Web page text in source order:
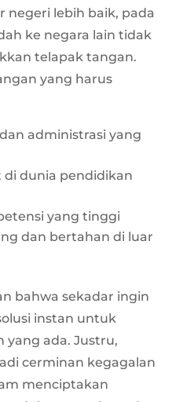
negeri lebih baik, pada
ke negara lain tidak
telapak tangan.
yang harus
administrasi yang
di dunia pendidikan
yang tinggi
dan bertahan di luar
bahwa sekadar ingin
instan untuk
yang ada. Justru,
cerminan kegagalan
menciptakan